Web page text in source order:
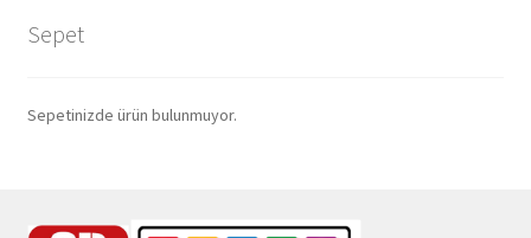
Sepet
Sepetinizde ürün bulunmuyor.